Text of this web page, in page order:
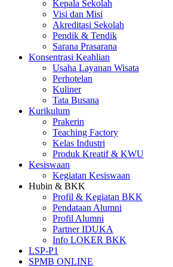
Kepala Sekolah
Visi dan Misi
Akreditasi Sekolah
Pendik & Tendik
Sarana Prasarana
Konsentrasi Keahlian
Usaha Layanan Wisata
Perhotelan
Kuliner
Tata Busana
Kurikulum
Prakerin
Teaching Factory
Kelas Industri
Produk Kreatif & KWU
Kesiswaan
Kegiatan Kesiswaan
Hubin & BKK
Profil & Kegiatan BKK
Pendataan Alumni
Profil Alumni
Partner IDUKA
Info LOKER BKK
LSP-P1
SPMB ONLINE